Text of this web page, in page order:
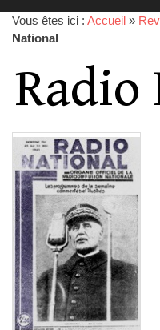
Vous êtes ici : Accueil »
National